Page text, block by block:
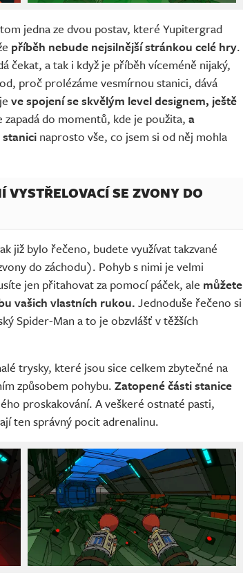
jedna ze dvou postav, které Yupitergrad
příběh nebude nejsilnější stránkou celé hry.
čekat, a tak i když je příběh víceméně nijaký,
proč prolézáme vesmírnou stanici, dává
ve spojení se skvělým level designem, ještě
do momentů, kde je použita,a
naprosto vše, co jsem si od něj mohla
VYSTŘELOVACÍ SE ZVONY DO
již bylo řečeno, budete využívat takzvané
do záchodu). Pohyb s nimi je velmi
jen přitahovat za pomocí páček, ale můžete
vašich vlastních rukou.Jednoduše řečeno si
Spider-Man a to je obzvlášť v těžších
trysky, které jsou sice celkem zbytečné na
způsobem pohybu. Zatopené části stanice
proskakování. A veškeré ostnaté pasti,
ten správný pocit adrenalinu.